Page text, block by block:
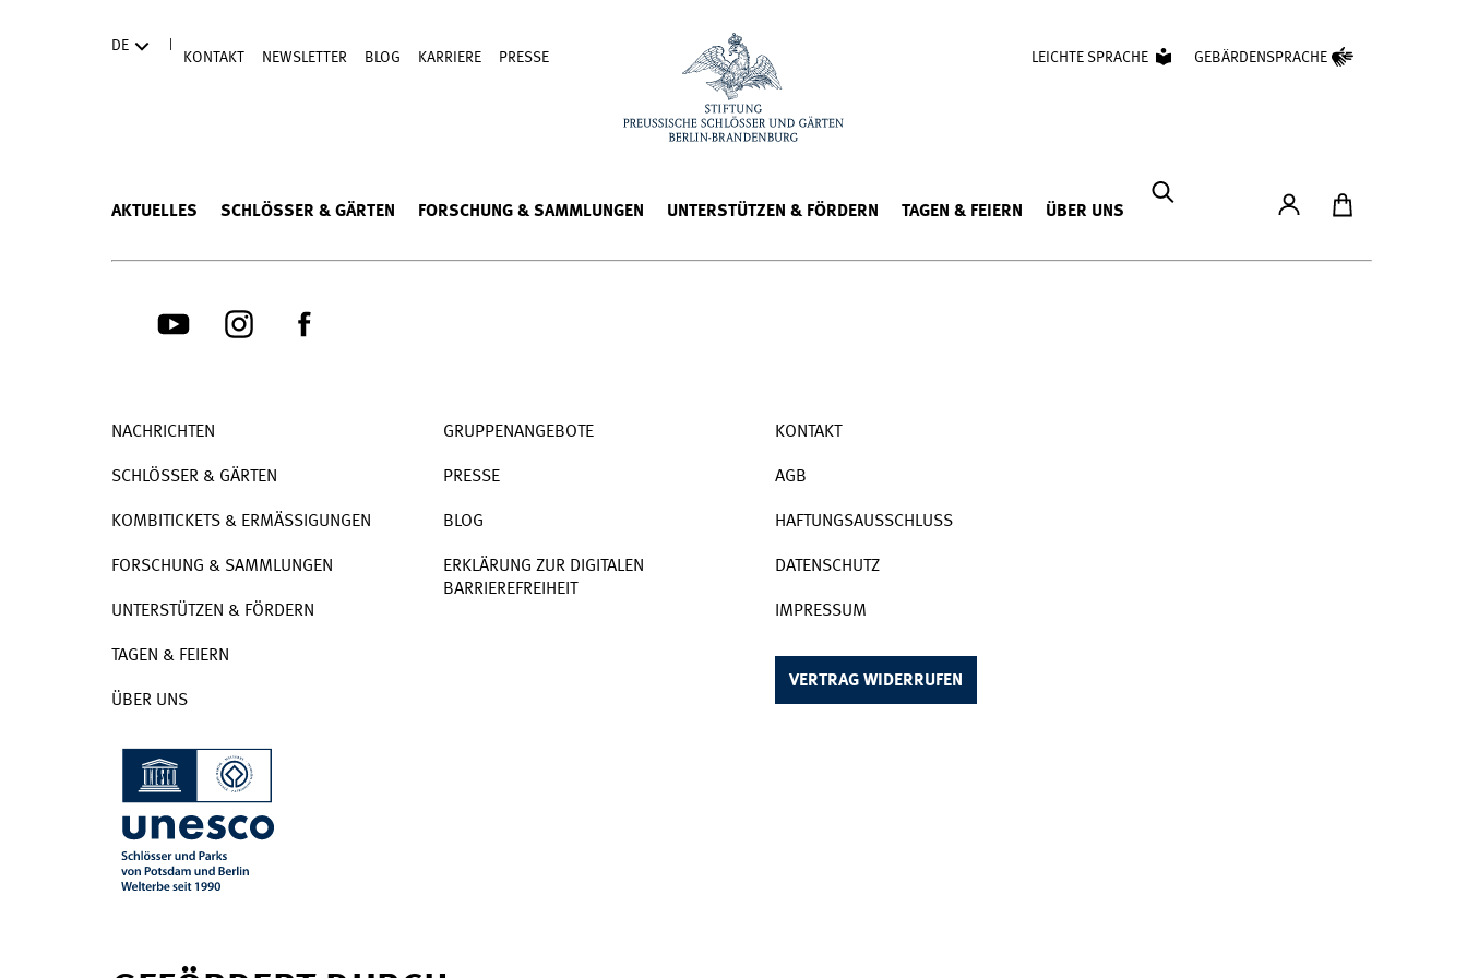
DE
KONTAKT NEWSLETTER BLOG KARRIERE PRESSE LEICHTE SPRACHE GEBÄRDENSPRACHE
AKTUELLES SCHLÖSSER & GÄRTEN FORSCHUNG & SAMMLUNGEN UNTERSTÜTZEN & FÖRDERN TAGEN & FEIERN ÜBER UNS
Konto Zum Ticketshop
NACHRICHTEN
SCHLÖSSER & GÄRTEN
KOMBITICKETS & ERMÄSSIGUNGEN
FORSCHUNG & SAMMLUNGEN
UNTERSTÜTZEN & FÖRDERN
TAGEN & FEIERN
ÜBER UNS
GRUPPENANGEBOTE
PRESSE
BLOG
ERKLÄRUNG ZUR DIGITALEN
BARRIEREFREIHEIT
KONTAKT
AGB
HAFTUNGSAUSSCHLUSS
DATENSCHUTZ
IMPRESSUM
VERTRAG WIDERRUFEN